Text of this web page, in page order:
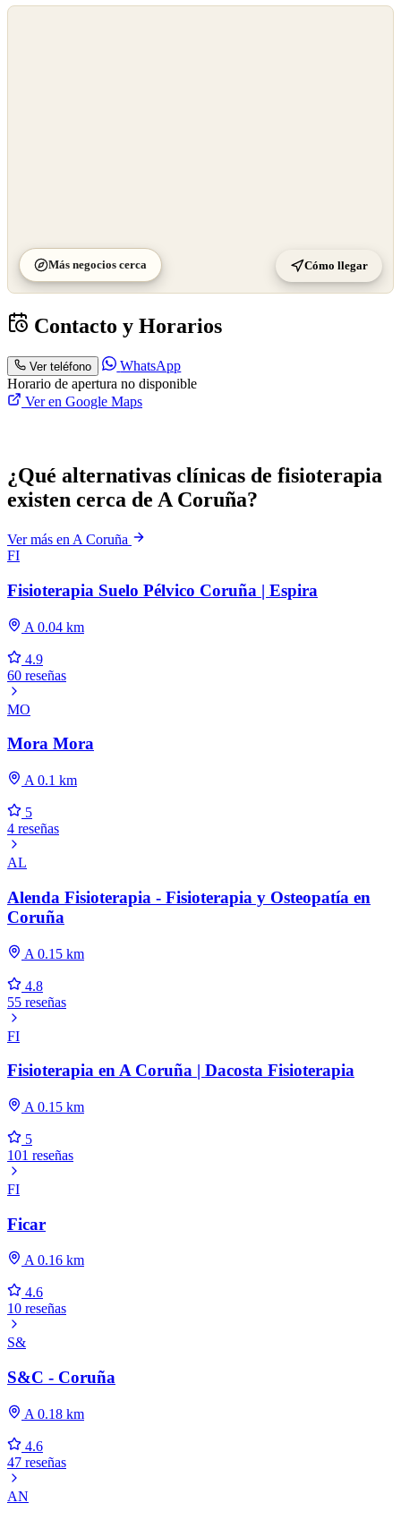
Más negocios cerca Cómo llegar
Contacto y Horarios
Ver teléfono
WhatsApp
Horario de apertura no disponible
Ver en Google Maps
¿Qué alternativas clínicas de fisioterapia
existen cerca de A Coruña?
Ver más en A Coruña
FI
Fisioterapia Suelo Pélvico Coruña | Espira
A 0.04 km
4.9
60 reseñas
MO
Mora Mora
A 0.1 km
5
4 reseñas
AL
Alenda Fisioterapia - Fisioterapia y Osteopatía en
Coruña
A 0.15 km
4.8
55 reseñas
FI
Fisioterapia en A Coruña | Dacosta Fisioterapia
A 0.15 km
5
101 reseñas
FI
Ficar
A 0.16 km
4.6
10 reseñas
S&
S&C - Coruña
A 0.18 km
4.6
47 reseñas
AN